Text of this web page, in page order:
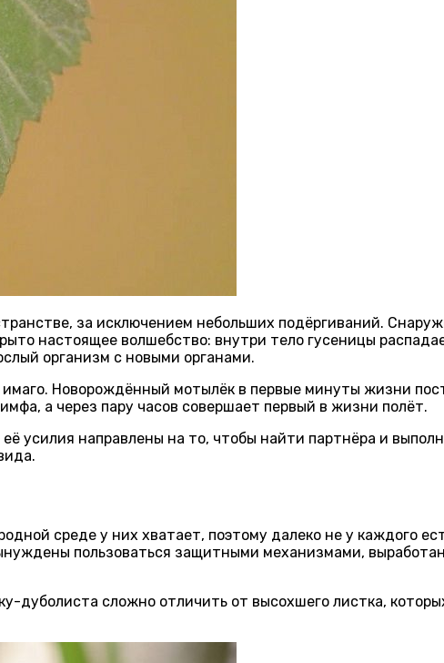
за исключением небольших подёргиваний.
настоящее волшебство: внутри тело гусеницы
организм с новыми органами.
имаго. Новорождённый мотылёк в первые минуты жизни
а через пару часов совершает первый в жизни полёт.
усилия направлены на то, чтобы найти партнёра и
среде у них хватает, поэтому далеко не у каждого
пользоваться защитными механизмами,
дуболиста сложно отличить от высохшего листка,